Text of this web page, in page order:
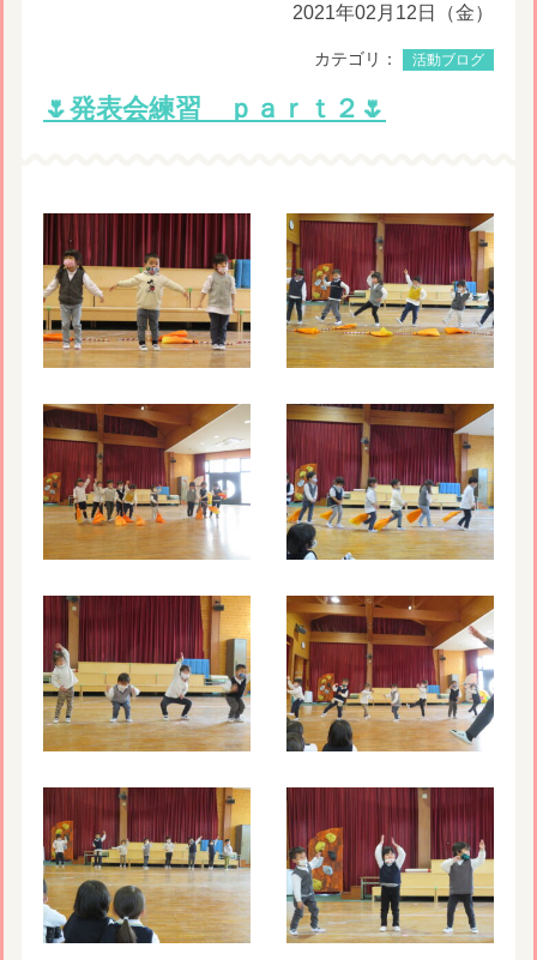
2021年02月12日（金）
カテゴリ： 活動ブログ
🌷発表会練習 ｐａｒｔ２🌷